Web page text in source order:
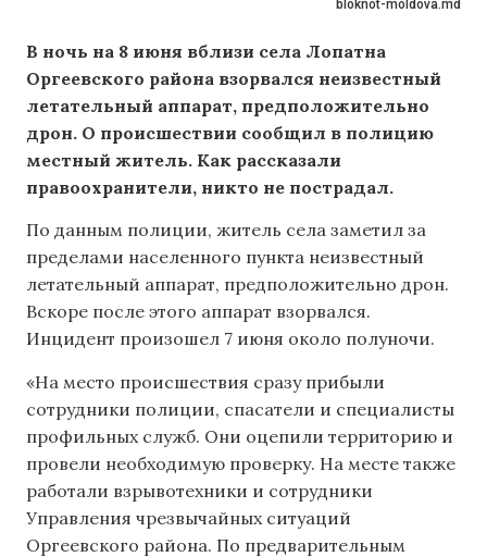
bloknot-moldova.md
В ночь на 8 июня вблизи села Лопатна
Оргеевского района взорвался неизвестный
летательный аппарат, предположительно
дрон. О происшествии сообщил в полицию
местный житель. Как рассказали
правоохранители, никто не пострадал.
По данным полиции, житель села заметил за
пределами населенного пункта неизвестный
летательный аппарат, предположительно дрон.
Вскоре после этого аппарат взорвался.
Инцидент произошел 7 июня около полуночи.
«На место происшествия сразу прибыли
сотрудники полиции, спасатели и специалисты
профильных служб. Они оцепили территорию и
провели необходимую проверку. На месте также
работали взрывотехники и сотрудники
Управления чрезвычайных ситуаций
Оргеевского района. По предварительным